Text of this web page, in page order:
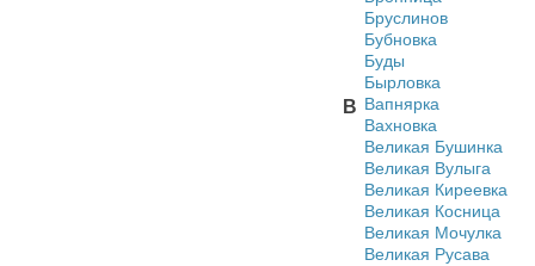
Бруслинов
Бубновка
Буды
Бырловка
В Вапнярка
Вахновка
Великая Бушинка
Великая Вулыга
Великая Киреевка
Великая Косница
Великая Мочулка
Великая Русава